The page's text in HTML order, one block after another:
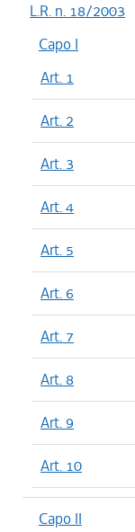
L.R. n. 18/2003
Capo I
Art. 1
Art. 2
Art. 3
Art. 4
Art. 5
Art. 6
Art. 7
Art. 8
Art. 9
Art. 10
Capo II